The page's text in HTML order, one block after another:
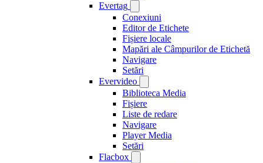
Evertag
Conexiuni
Editor de Etichete
Fișiere locale
Mapări ale Câmpurilor de Etichetă
Navigare
Setări
Evervideo
Biblioteca Media
Fișiere
Liste de redare
Navigare
Player Media
Setări
Flacbox